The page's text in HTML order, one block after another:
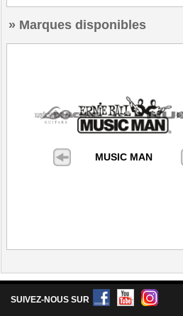
Marques disponibles
MUSIC MAN
SUIVEZ-NOUS SUR